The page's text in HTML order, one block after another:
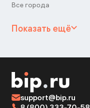
Все города
Показать ещё
support@bip.ru